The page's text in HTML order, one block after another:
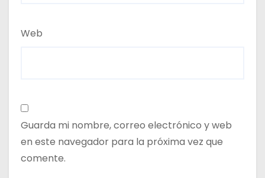
Web
Guarda mi nombre, correo electrónico y web
en este navegador para la próxima vez que
comente.